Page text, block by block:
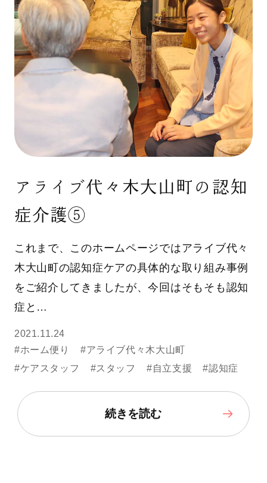
アライブ代々木大山町の認知
症介護⑤
これまで、このホームページではアライブ代々
木大山町の認知症ケアの具体的な取り組み事例
をご紹介してきましたが、今回はそもそも認知
症と…
2021.11.24
#ホーム便り
#アライブ代々木大山町
#ケアスタッフ
#スタッフ #自立支援 #認知症
続きを読む